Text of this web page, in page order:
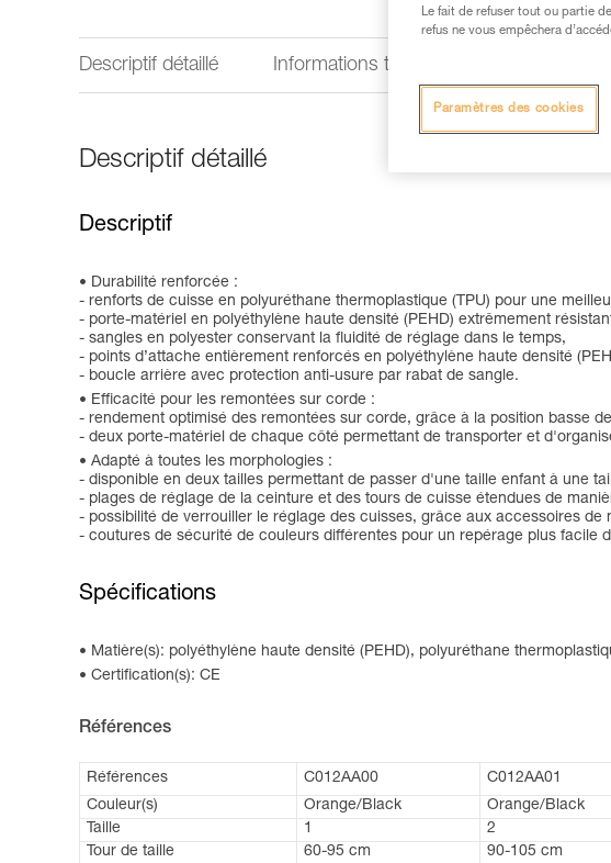
Descriptif détaillé Informations techniques
Descriptif détaillé
Descriptif
Durabilité renforcée :
- renforts de cuisse en polyuréthane thermoplastique (TPU) pour une
- porte-matériel en polyéthylène haute densité (PEHD) extrêmement
- sangles en polyester conservant la fluidité de réglage dans le temps,
- points d’attache entièrement renforcés en polyéthylène haute densité
- boucle arrière avec protection anti-usure par rabat de sangle.
Efficacité pour les remontées sur corde :
- rendement optimisé des remontées sur corde, grâce à la position basse
- deux porte-matériel de chaque côté permettant de transporter et
Adapté à toutes les morphologies :
- disponible en deux tailles permettant de passer d'une taille enfant à une
- plages de réglage de la ceinture et des tours de cuisse étendues de
- possibilité de verrouiller le réglage des cuisses, grâce aux accessoires de
- coutures de sécurité de couleurs différentes pour un repérage plus facile
Spécifications
Matière(s): polyéthylène haute densité (PEHD), polyuréthane
Certification(s): CE
Références
Références C012AA00
C012AA01
Couleur(s)
Orange/Black
Orange/Black
Taille
1
2
Tour de taille
60-95 cm
90-105 cm
Le fait de refuser tout ou partie
refus ne vous empêchera
Paramètres des cookies